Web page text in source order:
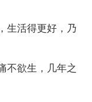
生活得更好，乃
不欲生，几年之